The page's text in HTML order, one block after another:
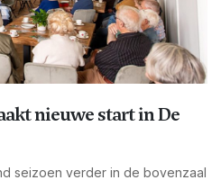
nieuwe start in De
seizoen verder in de bovenzaal